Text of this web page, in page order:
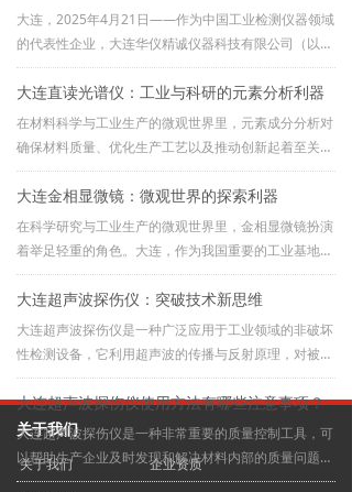
船舶制造：适用于金属材料的合金元素识别与质量控
制；
大连，2025年4月21日‌——作为中国工业检测仪器领域
的代表性企业，大连华仪精诚仪器科技有限公司（以下
简称“华仪精诚”）近年来通过技术迭代与市场深耕，在
高端金相显微镜、直读光谱仪等精密仪器领域实现突破
性进展，为汽车制造、航空航天等产业提供国产化检测
解决方案‌。
大连直读光谱仪：工业与科研的元素分析利器
在材料科学与工业生产的微观世界里，元素成分分析对
确保材料质量、优化生产工艺以及推动创新起着至关重
要的作用。直读光谱仪作为元素分析领域的核心设备，
凭借其快速、精准的特性，成为众多行业不可或缺的
“得力助手”。
大连金相显微镜：微观世界的探索利器
在科学研究与工业生产的微观世界里，金相显微镜扮演
着举足轻重的角色。大连，作为我国重要的工业基地与
科技创新前沿阵地，在金相显微镜的应用与发展领域成
果斐然。
大连超声波探伤仪：突破技术新思维
大连超声波探伤仪是一种广泛应用于工业领域的非破坏
性检测设备，它利用超声波的传播与反射原理，对被测
物体的缺陷进行检测和评估。超声波探伤仪具有高精
度、高灵敏度和快速检测的特点，被广泛应用于航空航
天、汽车制造、钢铁冶金、建筑结构、电力设备等众多
领域。
大连超声波探伤仪使用方法有哪些注意事项？
大连超声波探伤仪是一种非常重要的质量控制工具，可
以帮助生产企业及时发现和解决材料内部的质量问题，
提高产品的质量和安全性。随着科学技术的不断发展，
关于我们
关于我们 企业资质